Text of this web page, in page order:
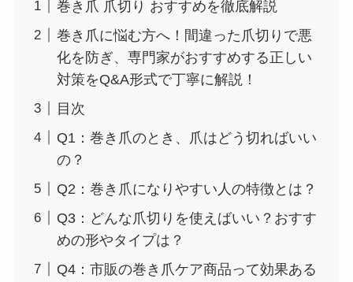
巻き爪 爪切り おすすめを徹底解説
巻き爪に悩む方へ！間違った爪切りで悪
化を防ぎ、専門家がおすすめする正しい
対策をQ&A形式で丁寧に解説！
目次
Q1：巻き爪のとき、爪はどう切ればいい
の？
Q2：巻き爪になりやすい人の特徴とは？
Q3：どんな爪切りを使えばいい？おすす
めの形やタイプは？
Q4：市販の巻き爪ケア商品って効果ある